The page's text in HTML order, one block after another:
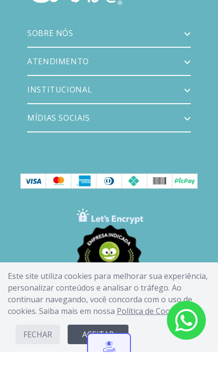
Este site utiliza cookies para melhorar sua experiência,
personalizar conteúdos e analisar o tráfego. Ao
continuar navegando, você concorda com o uso de
cookies. Saiba mais em nossa Política de Cookies.
FECHAR ACEITAR
SOBRE NÓS
ATENDIMENTO
INSTITUCIONAL
MÍDIAS SOCIAIS